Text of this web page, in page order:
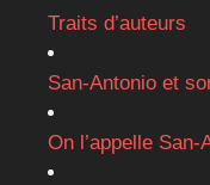
Traits d’auteurs
San-Antonio et
On l’appelle San-